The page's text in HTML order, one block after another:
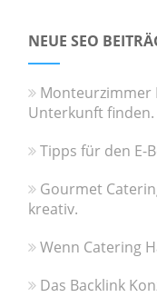
NEUE SEO
Monteurzimmer
Unterkunft finden.
Tipps für den E-
Gourmet
kreativ.
Wenn Catering
Das Backlink